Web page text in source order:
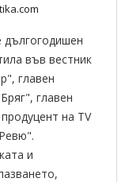
дългогодишен
във вестник
главен
главен
на TV
и